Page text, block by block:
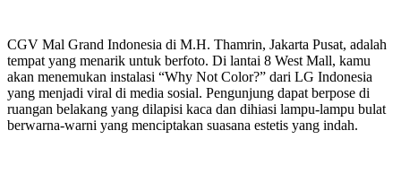
CGV Mal Grand Indonesia di M.H. Thamrin, Jakarta Pusat, adalah
tempat yang menarik untuk berfoto. Di lantai 8 West Mall, kamu
akan menemukan instalasi “Why Not Color?” dari LG Indonesia
yang menjadi viral di media sosial. Pengunjung dapat berpose di
ruangan belakang yang dilapisi kaca dan dihiasi lampu-lampu bulat
berwarna-warni yang menciptakan suasana estetis yang indah.